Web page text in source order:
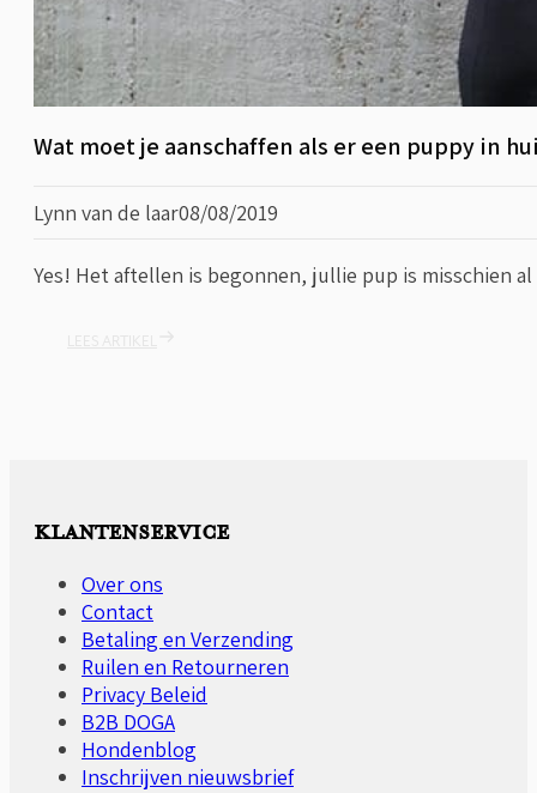
Wat moet je aanschaffen als er een puppy in
Lynn van de laar08/08/2019
Yes! Het aftellen is begonnen, jullie pup is misschien
KLANTENSERVICE
Over ons
Contact
Betaling en Verzending
Ruilen en Retourneren
Privacy Beleid
B2B DOGA
Hondenblog
Inschrijven nieuwsbrief